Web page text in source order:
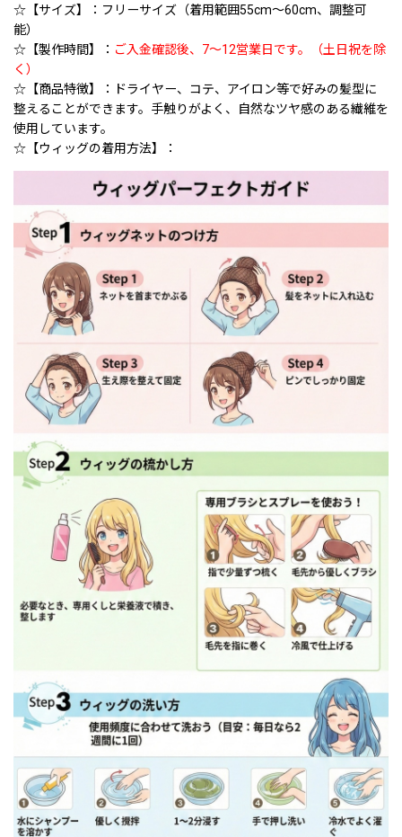
☆【サイズ】：フリーサイズ（着用範囲55cm〜60cm、調整可
能）
☆【製作時間】： ご入金確認後、7〜12営業日です。（土日祝を除
く）
☆【商品特徴】：ドライヤー、コテ、アイロン等で好みの髪型に
整えることができます。手触りがよく、自然なツヤ感のある繊維を
使用しています。
☆【ウィッグの着用方法】：